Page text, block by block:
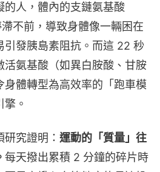
的人，體內的支鏈氨基酸
滯不前，導致身體像一輛困在
引發胰島素阻抗。而這 22 秒
活氨基酸（如異白胺酸、甘胺
身體轉型為高效率的「跑車模
。
究證明： 運動的「質量」往
每天撥出累積 2 分鐘的碎片時